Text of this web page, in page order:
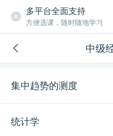
多平台全面支持
方便选课，随时随地学习
中级
集中趋势的测度
统计学